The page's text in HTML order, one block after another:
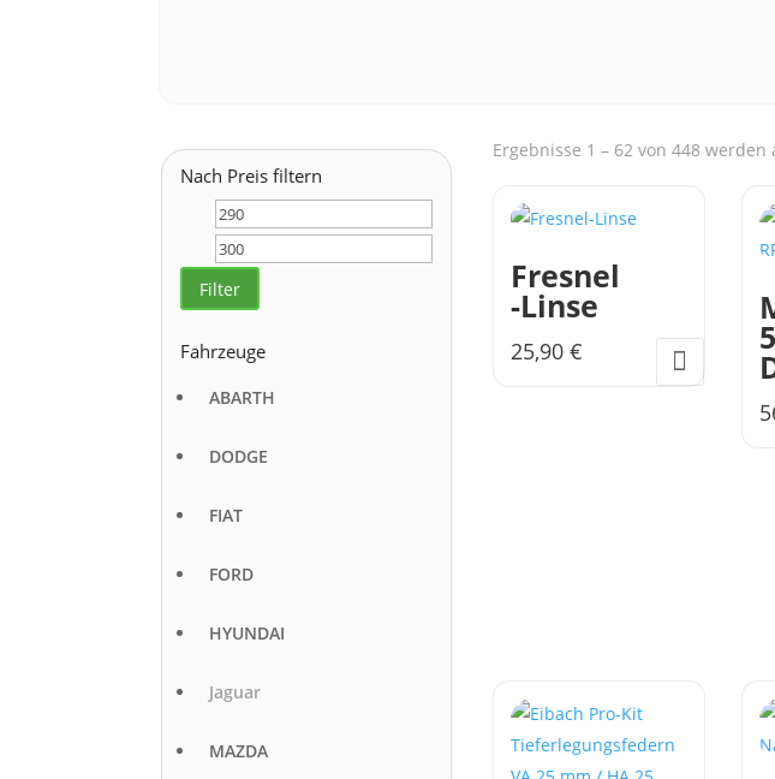
Nach Preis filtern
Min.
Preis
Filter
Fahrzeuge
ABARTH
DODGE
FIAT
FORD
HYUNDAI
Jaguar
MAZDA
Ergebnisse 1 – 62 von 448 werden
Fresnel
-Linse
25,90€